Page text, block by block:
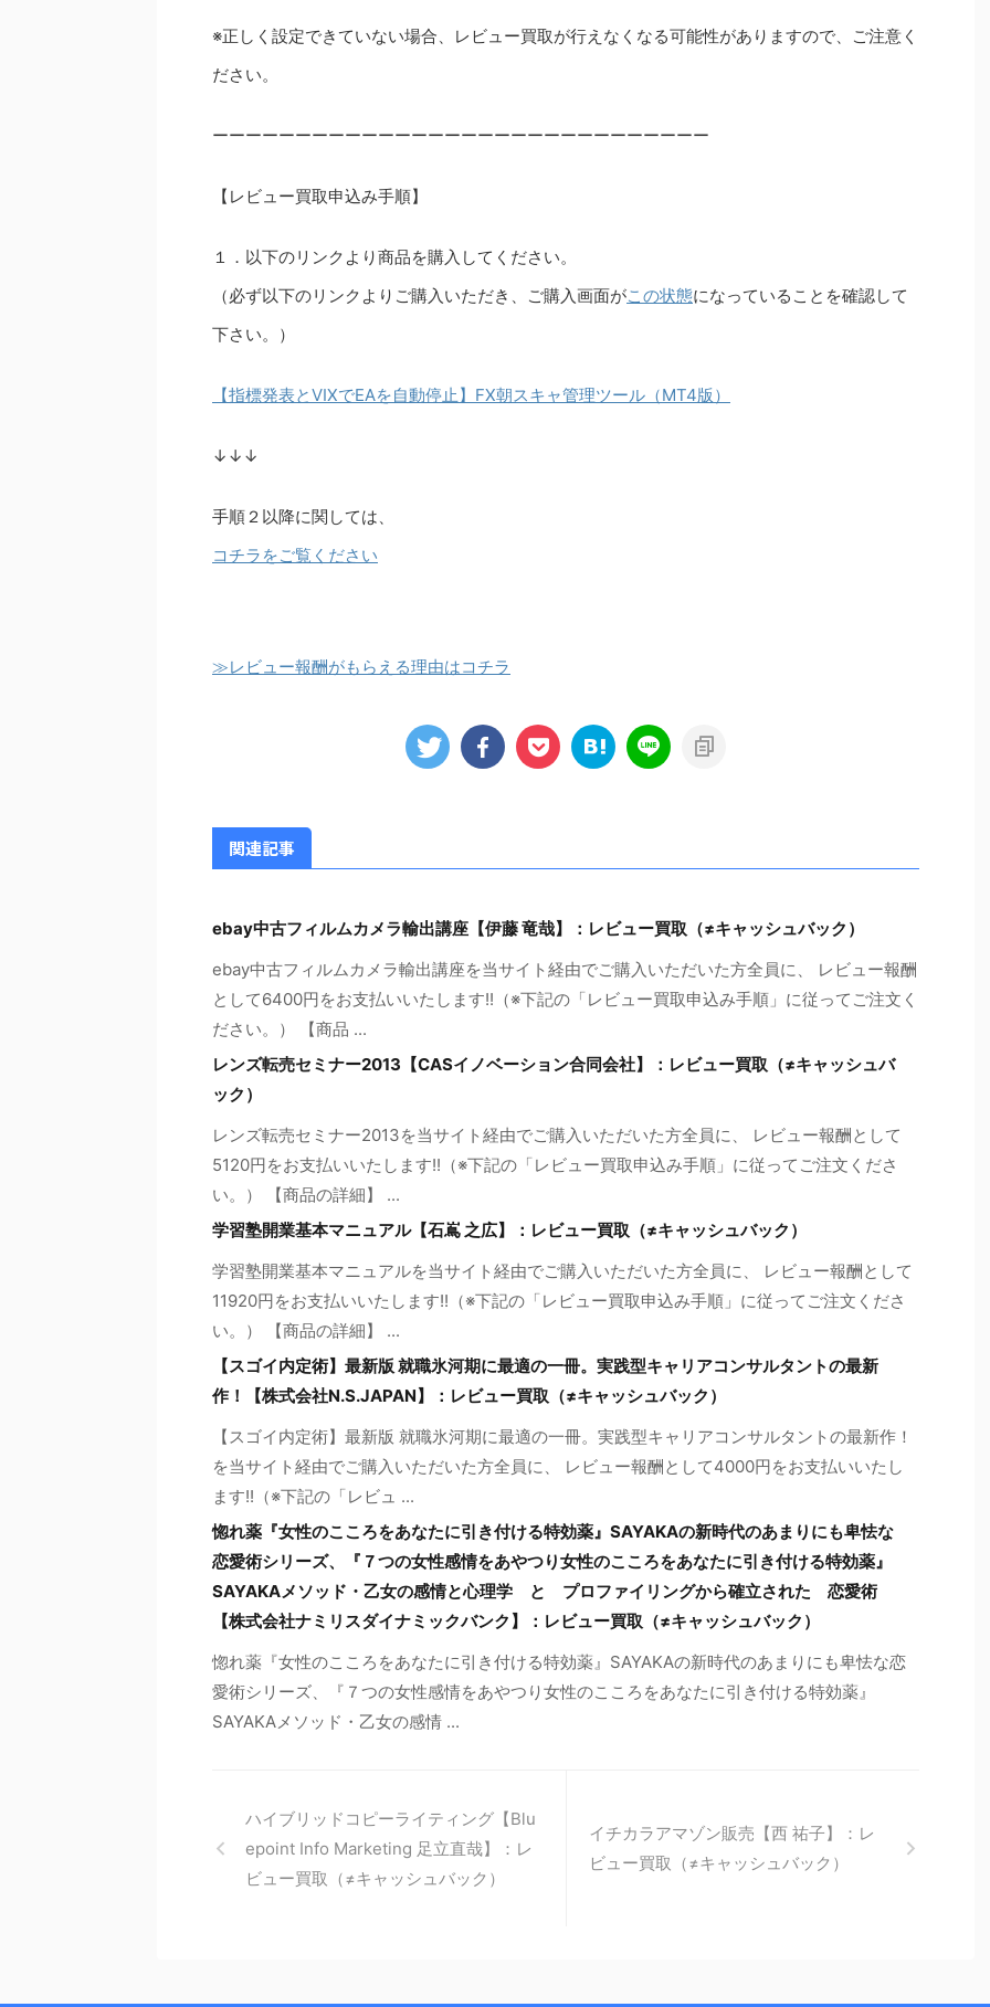
※正しく設定できていない場合、レビュー買取が行えなくなる可能性がありますので、ご注意く
ださい。
ーーーーーーーーーーーーーーーーーーーーーーーーーーーーーー
【レビュー買取申込み手順】
１．以下のリンクより商品を購入してください。
（必ず以下のリンクよりご購入いただき、ご購入画面がこの状態になっていることを確認して
下さい。）
【指標発表とVIXでEAを自動停止】FX朝スキャ管理ツール（MT4版）
↓↓↓
手順２以降に関しては、
コチラをご覧ください
≫レビュー報酬がもらえる理由はコチラ
関連記事
ebay中古フィルムカメラ輸出講座【伊藤 竜哉】：レビュー買取（≠キャッシュバック）
ebay中古フィルムカメラ輸出講座を当サイト経由でご購入いただいた方全員に、 レビュー報酬
として6400円をお支払いいたします!!（※下記の「レビュー買取申込み手順」に従ってご注文く
ださい。） 【商品 ...
レンズ転売セミナー2013【CASイノベーション合同会社】：レビュー買取（≠キャッシュバ
ック）
レンズ転売セミナー2013を当サイト経由でご購入いただいた方全員に、 レビュー報酬として
5120円をお支払いいたします!!（※下記の「レビュー買取申込み手順」に従ってご注文くださ
い。） 【商品の詳細】 ...
学習塾開業基本マニュアル【石嶌 之広】：レビュー買取（≠キャッシュバック）
学習塾開業基本マニュアルを当サイト経由でご購入いただいた方全員に、 レビュー報酬として
11920円をお支払いいたします!!（※下記の「レビュー買取申込み手順」に従ってご注文くださ
い。） 【商品の詳細】 ...
【スゴイ内定術】最新版 就職氷河期に最適の一冊。実践型キャリアコンサルタントの最新
作！【株式会社N.S.JAPAN】：レビュー買取（≠キャッシュバック）
【スゴイ内定術】最新版 就職氷河期に最適の一冊。実践型キャリアコンサルタントの最新作！
を当サイト経由でご購入いただいた方全員に、 レビュー報酬として4000円をお支払いいたし
ます!!（※下記の「レビュ ...
惚れ薬『女性のこころをあなたに引き付ける特効薬』SAYAKAの新時代のあまりにも卑怯な
恋愛術シリーズ、『７つの女性感情をあやつり女性のこころをあなたに引き付ける特効薬』
SAYAKAメソッド・乙女の感情と心理学 と プロファイリングから確立された 恋愛術
【株式会社ナミリスダイナミックバンク】：レビュー買取（≠キャッシュバック）
惚れ薬『女性のこころをあなたに引き付ける特効薬』SAYAKAの新時代のあまりにも卑怯な恋
愛術シリーズ、『７つの女性感情をあやつり女性のこころをあなたに引き付ける特効薬』
SAYAKAメソッド・乙女の感情 ...
ハイブリッドコピーライティング【Blu
epoint Info Marketing 足立直哉】：レ
ビュー買取（≠キャッシュバック）
イチカラアマゾン販売【西 祐子】：レ
ビュー買取（≠キャッシュバック）